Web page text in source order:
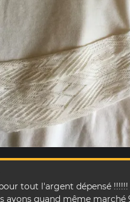
tout l'argent dépensé !!!!!!
avons quand même marché